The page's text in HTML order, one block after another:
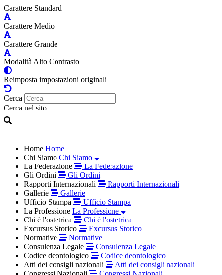
Carattere Standard
Carattere Medio
Carattere Grande
Modalità Alto Contrasto
Reimposta impostazioni originali
Cerca
Cerca nel sito
Home Home
Chi Siamo Chi Siamo
La Federazione
La Federazione
Gli Ordini
Gli Ordini
Rapporti Internazionali
Rapporti Internazionali
Gallerie
Gallerie
Ufficio Stampa
Ufficio Stampa
La Professione La Professione
Chi è l'ostetrica
Chi è l'ostetrica
Excursus Storico
Excursus Storico
Normative
Normative
Consulenza Legale
Consulenza Legale
Codice deontologico
Codice deontologico
Atti dei consigli nazionali
Atti dei consigli nazionali
Congressi Nazionali
Congressi Nazionali